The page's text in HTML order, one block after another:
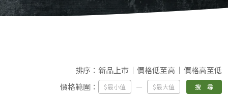
排序： 新品上市 價格低至高
價格高至低
價格範圍：
搜 尋